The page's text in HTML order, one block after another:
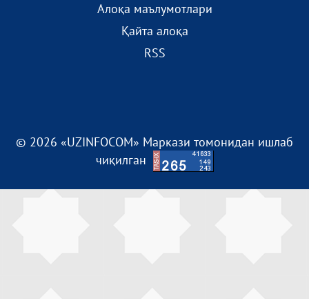
Алоқа маълумотлари
Қайта алоқа
RSS
© 2026 «UZINFOCOM» Маркази томонидан ишлаб
чиқилган